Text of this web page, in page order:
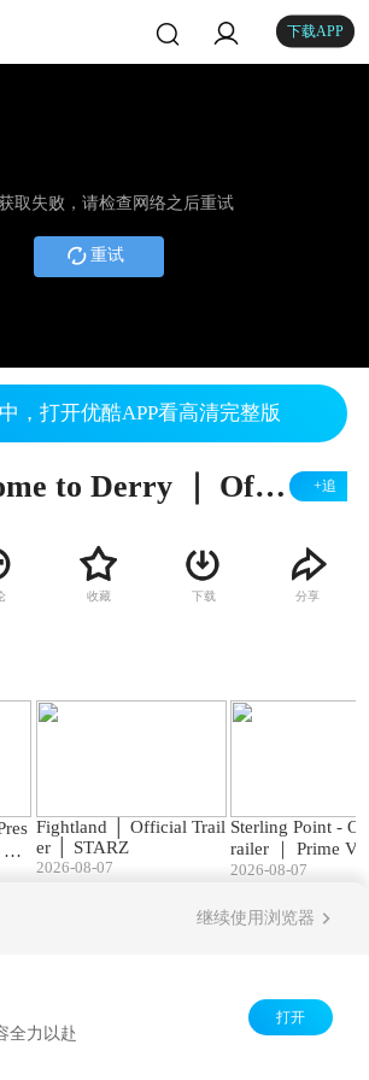
下载APP
取失败，请检查网络之后重试
重试
，打开优酷APP看高清完整版
IT： Welcome to Derry ｜ Official Teaser 2 ｜ HBO Max +追
收藏 下载 分享
｜
Fightland │ Official Trail
er │ STARZ
2026-08-07
Sterling Point -
railer ｜ Prime
2026-08-07
继续使用浏览器
全力以赴
打开